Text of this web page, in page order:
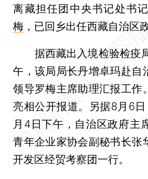
离藏担任团中央书记处书
梅 ，已回乡出任西藏自治区
据西藏出入境检验检疫
午，该局局长丹增卓玛赴自
领导罗梅主席助理汇报工作
亮相公开报道。另据8月6
月4日下午，自治区政府主
青年企业家协会副秘书长张
开发区经贸考察团一行。